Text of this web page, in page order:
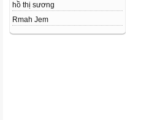
hồ thị sương
Rmah Jem